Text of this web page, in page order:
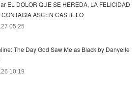
EL DOLOR QUE SE HEREDA, LA FELICIDAD
ASCEN CASTILLO
05:25
The Day God Saw Me as Black by Danyelle
10:19